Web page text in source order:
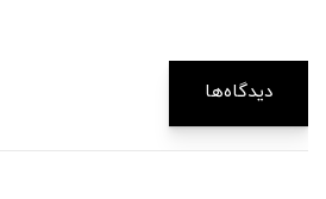
دیدگاه‌ها